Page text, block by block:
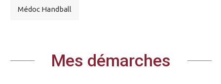
Médoc Handball
Mes démarches